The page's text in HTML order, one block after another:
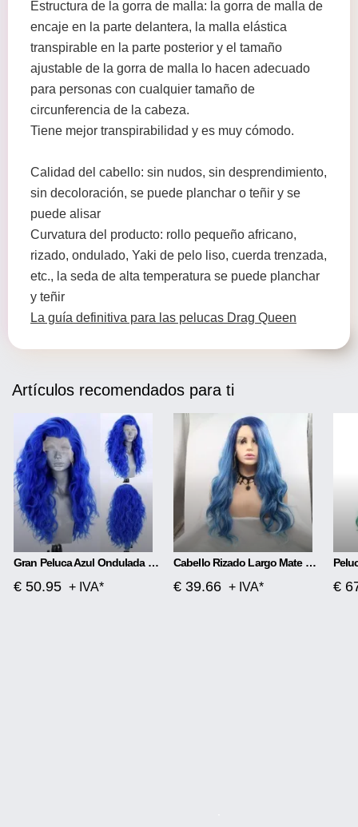
Estructura de la gorra de malla: la gorra de malla de
encaje en la parte delantera, la malla elástica
transpirable en la parte posterior y el tamaño
ajustable de la gorra de malla lo hacen adecuado
para personas con cualquier tamaño de
circunferencia de la cabeza.
Tiene mejor transpirabilidad y es muy cómodo.
Calidad del cabello: sin nudos, sin desprendimiento,
sin decoloración, se puede planchar o teñir y se
puede alisar
Curvatura del producto: rollo pequeño africano,
rizado, ondulado, Yaki de pelo liso, cuerda trenzada,
etc., la seda de alta temperatura se puede planchar
y teñir
La guía definitiva para las pelucas Drag Queen
Artículos recomendados para ti
Gran Peluca Azul Ondulada Con Encaje Frontal
€ 50.95 + IVA*
Cabello Rizado Largo Mate Con Separación Media De Cabeza De Encaje Frontal De Fibra Química
€ 39.66 + IVA* €